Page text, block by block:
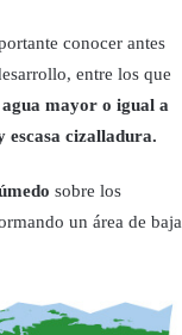
conocer antes
entre los que
mayor o igual a
escasa cizalladura.
sobre los
un área de baja